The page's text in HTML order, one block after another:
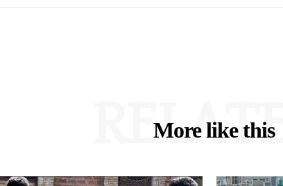
More like this
RELATED